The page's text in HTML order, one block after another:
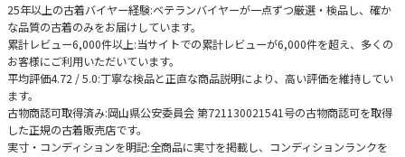
25年以上の古着バイヤー経験:ベテランバイヤーが一点ずつ厳選・検品し、確か
な品質の古着のみをお届けしています。
累計レビュー6,000件以上:当サイトでの累計レビューが6,000件を超え、多くの
お客様にご利用いただいています。
平均評価4.72 / 5.0:丁寧な検品と正直な商品説明により、高い評価を維持してい
ます。
古物商認可取得済み:岡山県公安委員会 第721130021541号の古物商認可を取得
した正規の古着販売店です。
実寸・コンディションを明記:全商品に実寸を掲載し、コンディションランクを